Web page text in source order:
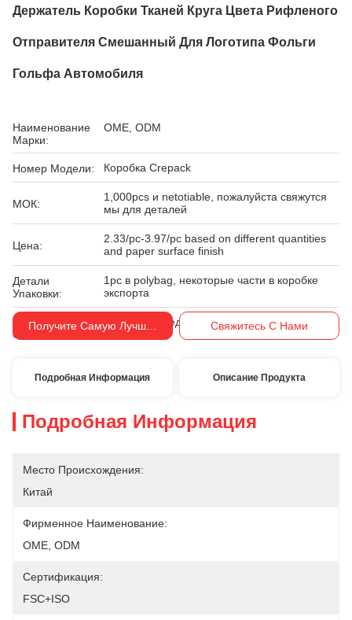
Держатель Коробки Тканей Круга Цвета Рифленого
Отправителя Смешанный Для Логотипа Фольги
Гольфа Автомобиля
Наименование
Марки:
OME, ODM
Номер Модели: Коробка Crepack
МОК:
1,000pcs и netotiable, пожалуйста свяжутся
мы для деталей
Цена:
2.33/pc-3.97/pc based on different quantities
and paper surface finish
Детали
Упаковки:
1pc в polybag, некоторые части в коробке
экспорта
Условия
Оплаты:
Западное соединение, T/T
Получите Самую Лучшую Цену Свяжитесь С Нами
Подробная Информация Описание Продукта
Подробная Информация
Место Происхождения:
Китай
Фирменное Наименование:
OME, ODM
Сертификация:
FSC+ISO